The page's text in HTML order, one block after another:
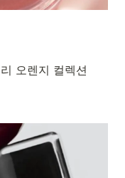
오렌지 컬렉션